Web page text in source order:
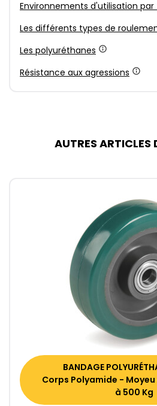
Environnements d'utilisation
Les différents types de
Les polyuréthanes
Résistance aux agressions
AUTRES ARTICLES
BANDAGE
Corps Polyamide -
à 500 Kg